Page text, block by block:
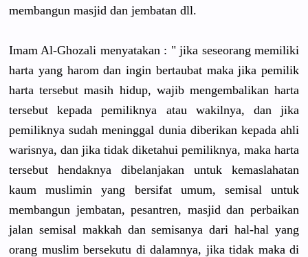
membangun masjid dan jembatan dll.
Imam Al-Ghozali menyatakan : " jika seseorang memiliki
harta yang harom dan ingin bertaubat maka jika pemilik
harta tersebut masih hidup, wajib mengembalikan harta
tersebut kepada pemiliknya atau wakilnya, dan jika
pemiliknya sudah meninggal dunia diberikan kepada ahli
warisnya, dan jika tidak diketahui pemiliknya, maka harta
tersebut hendaknya dibelanjakan untuk kemaslahatan
kaum muslimin yang bersifat umum, semisal untuk
membangun jembatan, pesantren, masjid dan perbaikan
jalan semisal makkah dan semisanya dari hal-hal yang
orang muslim bersekutu di dalamnya, jika tidak maka di